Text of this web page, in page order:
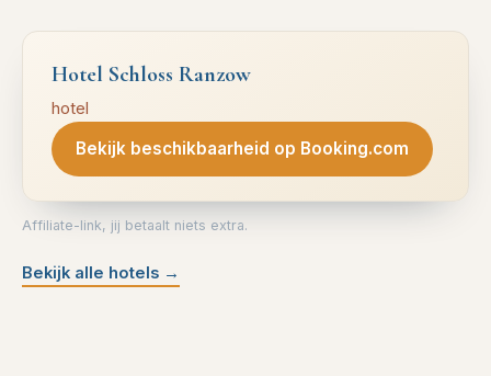
Hotel Schloss Ranzow
hotel
Bekijk beschikbaarheid op Booking.com
Affiliate-link, jij betaalt niets extra.
Bekijk alle hotels →